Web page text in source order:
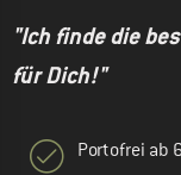
"Ich finde die
für Dich!"
Portofrei ab